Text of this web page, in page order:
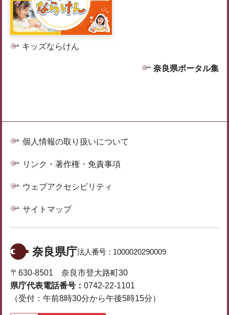
キッズならけん
奈良県ポータル集
個人情報の取り扱いについて
リンク・著作権・免責事項
ウェブアクセシビリティ
サイトマップ
奈良県庁法人番号： 1000020290009
〒630-8501 奈良市登大路町30
県庁代表電話番号： 0742-22-1101
（受付：午前8時30分から午後5時15分）